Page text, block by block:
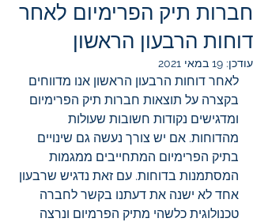
חברות תיק הפרימיום לאחר
דוחות הרבעון הראשון
עודכן: 19 במאי 2021
לאחר דוחות הרבעון הראשון אנו מדווחים
בקצרה על תוצאות חברות תיק הפרימיום
ומדגישים נקודות חשובות שעולות
מהדוחות. אם יש צורך נעשה גם שינויים
בתיק הפרימיום המתחייבים ממגמות
המסתמנות בדוחות. עם זאת נדגיש שרבעון
אחד לא ישנה את דעתנו בקשר לחברה
טכנולוגית כלשהי מתיק הפרמיום ונרצה